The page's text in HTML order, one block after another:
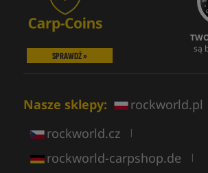
SPRAWDŹ »
są
Nasze sklepy: rockworld.pl
rockworld.cz |
rockworld-carpshop.de |